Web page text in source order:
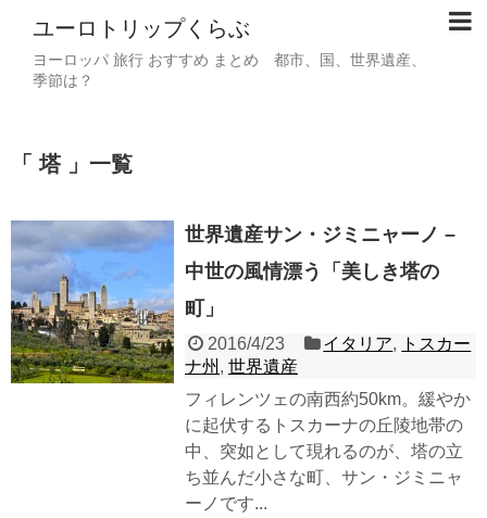
ユーロトリップくらぶ
ヨーロッパ 旅行 おすすめ まとめ 都市、国、世界遺産、
季節は？
「 塔 」一覧
世界遺産サン・ジミニャーノ –
中世の風情漂う「美しき塔の
町」
2016/4/23 イタリア,
トスカー
ナ州 , 世界遺産
フィレンツェの南西約50km。緩やか
に起伏するトスカーナの丘陵地帯の
中、突如として現れるのが、塔の立
ち並んだ小さな町、サン・ジミニャ
ーノです...